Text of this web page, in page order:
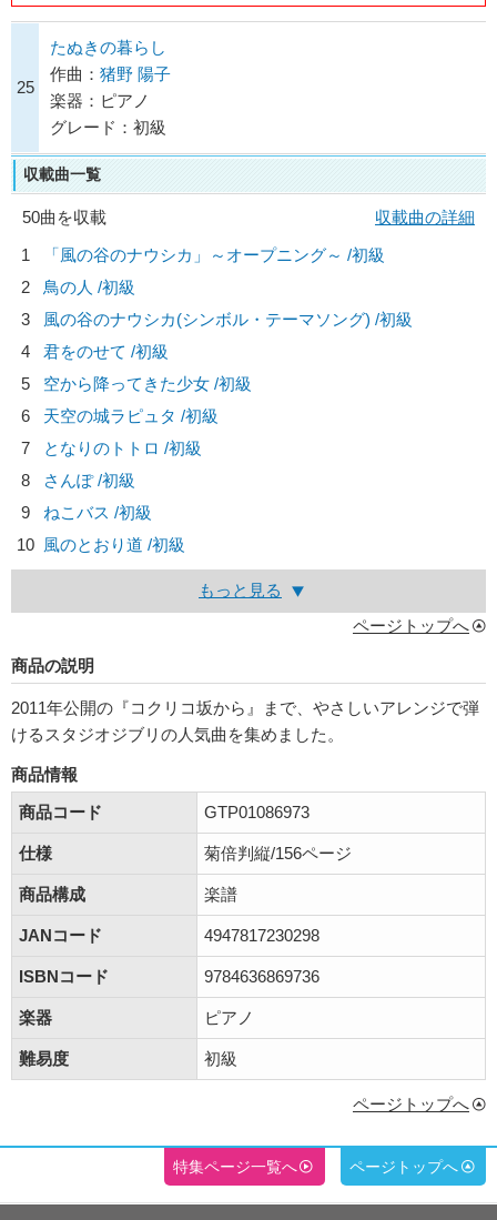
25
たぬきの暮らし
作曲： 猪野 陽子
楽器：ピアノ
グレード：初級
収載曲一覧
50曲を収載
収載曲の詳細
1
「風の谷のナウシカ」～オープニング～ /初級
2
鳥の人 /初級
3
風の谷のナウシカ(シンボル・テーマソング) /初級
4
君をのせて /初級
5
空から降ってきた少女 /初級
6
天空の城ラピュタ /初級
7
となりのトトロ /初級
8
さんぽ /初級
9
ねこバス /初級
10 風のとおり道 /初級
もっと見る
ページトップへ
商品の説明
2011年公開の『コクリコ坂から』まで、やさしいアレンジで弾
けるスタジオジブリの人気曲を集めました。
商品情報
商品コード
GTP01086973
仕様 菊倍判縦/156ページ
商品構成 楽譜
JANコード 4947817230298
ISBNコード 9784636869736
楽器 ピアノ
難易度 初級
ページトップへ
特集ページ一覧へ ページトップへ